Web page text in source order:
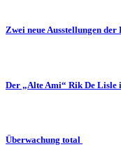
Zwei neue Ausstellungen
Der „Alte Ami“ Rik De Lisle
Überwachung total